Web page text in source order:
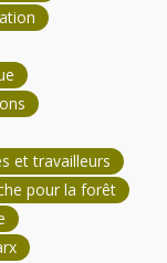
et travailleurs
pour la forêt